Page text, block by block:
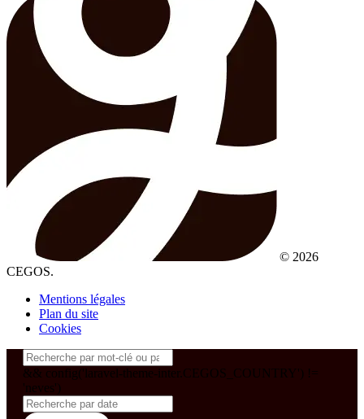
© 2026
CEGOS.
Mentions légales
Plan du site
Cookies
&& config('laravel-theme-inter.CEGOS_COUNTRY') !=
'neves')